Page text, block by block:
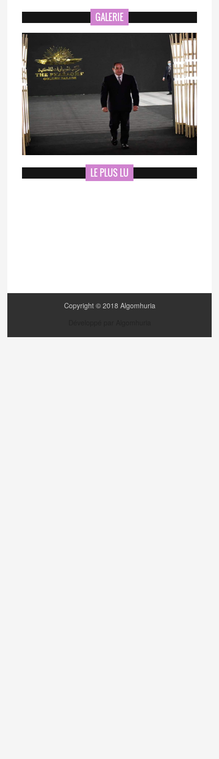
GALERIE
LE PLUS LU
Copyright © 2018 Algomhuria